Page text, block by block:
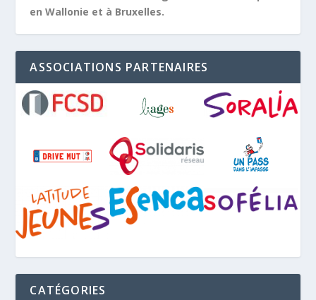
en Wallonie et à Bruxelles.
ASSOCIATIONS PARTENAIRES
CATÉGORIES